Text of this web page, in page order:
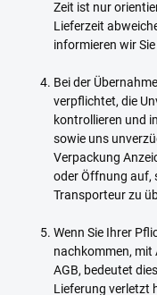
Zeit ist nur
Lieferzeit
informieren wir
Bei der
verpflichtet, die
kontrollieren und
sowie uns
Verpackung
oder Öffnung auf,
Transporteur zu
Wenn Sie Ihrer
nachkommen, mit
AGB, bedeutet
Lieferung verletzt